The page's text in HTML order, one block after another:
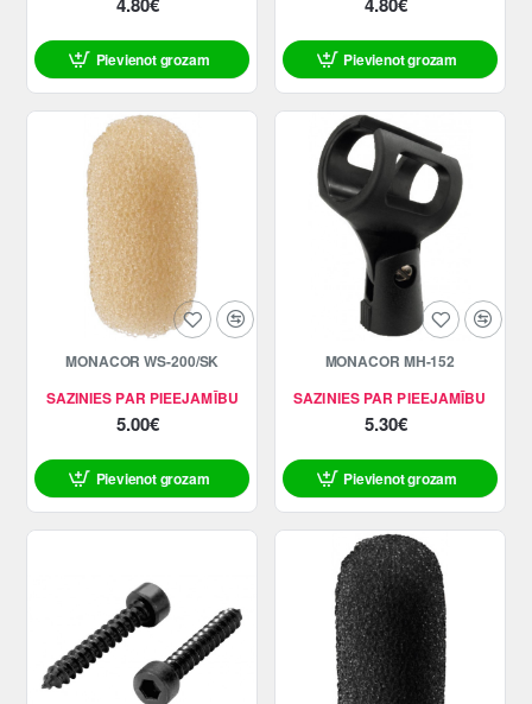
Pievienot grozam Pievienot grozam
SAZINIES PAR PIEEJAMĪBU
MONACOR WS-200/SK
5.00€
Pievienot grozam
SAZINIES PAR PIEEJAMĪBU
MONACOR MH-152
5.30€
Pievienot grozam